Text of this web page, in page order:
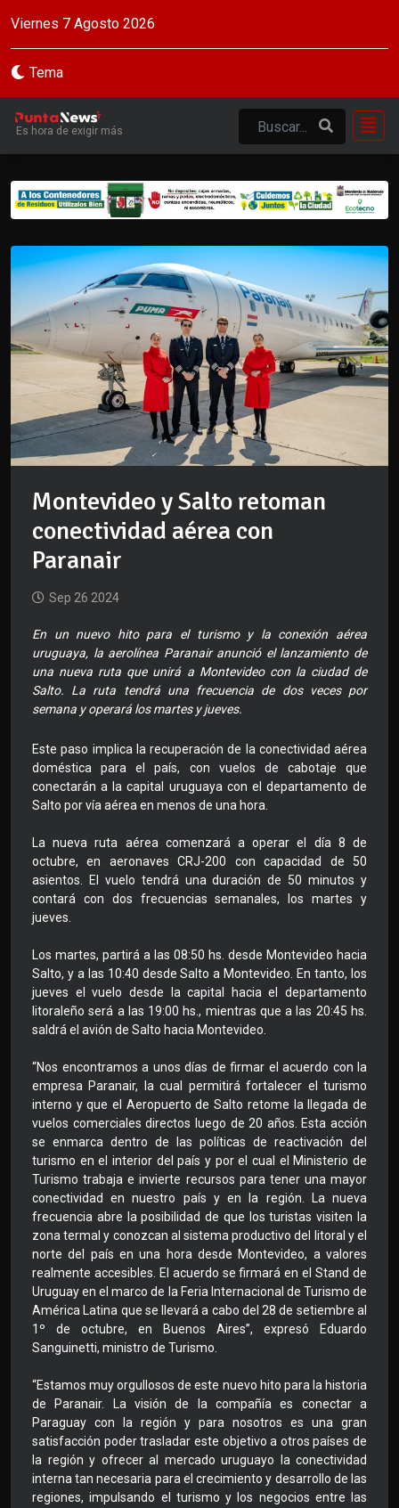
Viernes 7 Agosto 2026
Tema
Es hora de exigir más
Montevideo y Salto retoman
conectividad aérea con
Paranair
Sep 26 2024
En un nuevo hito para el turismo y la conexión aérea
uruguaya, la aerolínea Paranair anunció el lanzamiento de
una nueva ruta que unirá a Montevideo con la ciudad de
Salto. La ruta tendrá una frecuencia de dos veces por
semana y operará los martes y jueves.
Este paso implica la recuperación de la conectividad aérea
doméstica para el país, con vuelos de cabotaje que
conectarán a la capital uruguaya con el departamento de
Salto por vía aérea en menos de una hora.
La nueva ruta aérea comenzará a operar el día 8 de
octubre, en aeronaves CRJ-200 con capacidad de 50
asientos. El vuelo tendrá una duración de 50 minutos y
contará con dos frecuencias semanales, los martes y
jueves.
Los martes, partirá a las 08:50 hs. desde Montevideo hacia
Salto, y a las 10:40 desde Salto a Montevideo. En tanto, los
jueves el vuelo desde la capital hacia el departamento
litoraleño será a las 19:00 hs., mientras que a las 20:45 hs.
saldrá el avión de Salto hacia Montevideo.
“Nos encontramos a unos días de firmar el acuerdo con la
empresa Paranair, la cual permitirá fortalecer el turismo
interno y que el Aeropuerto de Salto retome la llegada de
vuelos comerciales directos luego de 20 años. Esta acción
se enmarca dentro de las políticas de reactivación del
turismo en el interior del país y por el cual el Ministerio de
Turismo trabaja e invierte recursos para tener una mayor
conectividad en nuestro país y en la región. La nueva
frecuencia abre la posibilidad de que los turistas visiten la
zona termal y conozcan al sistema productivo del litoral y el
norte del país en una hora desde Montevideo, a valores
realmente accesibles. El acuerdo se firmará en el Stand de
Uruguay en el marco de la Feria Internacional de Turismo de
América Latina que se llevará a cabo del 28 de setiembre al
1º de octubre, en Buenos Aires”, expresó Eduardo
Sanguinetti, ministro de Turismo.
“Estamos muy orgullosos de este nuevo hito para la historia
de Paranair. La visión de la compañía es conectar a
Paraguay con la región y para nosotros es una gran
satisfacción poder trasladar este objetivo a otros países de
la región y ofrecer al mercado uruguayo la conectividad
interna tan necesaria para el crecimiento y desarrollo de las
regiones, impulsando el turismo y los negocios entre las